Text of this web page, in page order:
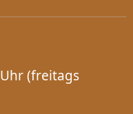
(freitags